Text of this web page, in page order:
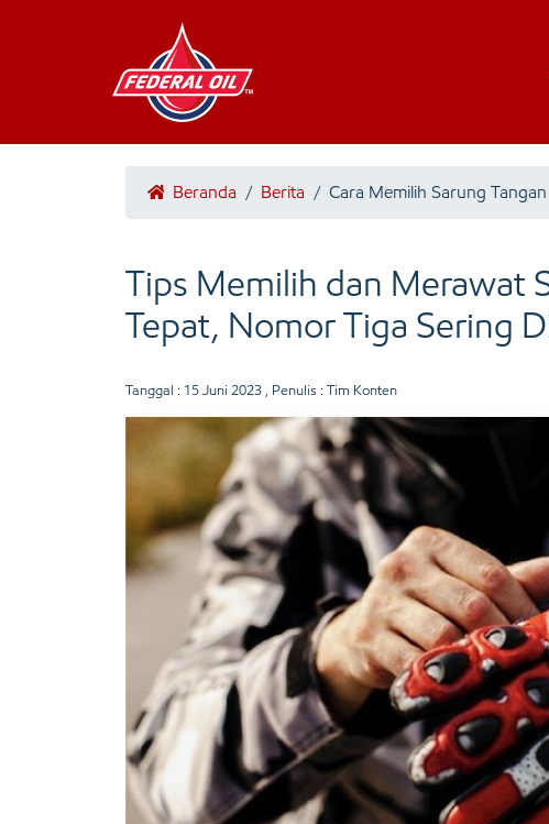
Beranda / Berita / Cara Memilih Sarung Tangan
Tips Memilih dan Merawat
Tepat, Nomor Tiga Sering
Tanggal : 15 Juni 2023 , Penulis : Tim Konten